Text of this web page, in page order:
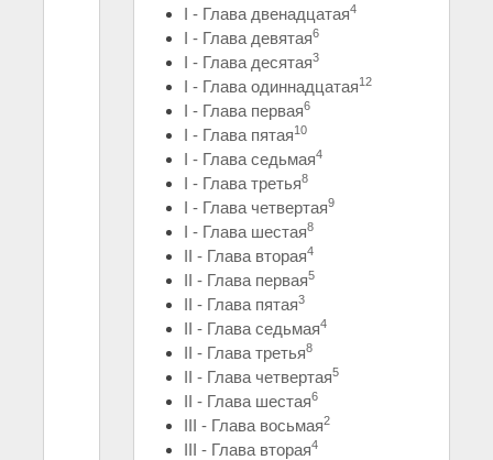
I - Глава двенадцатая4
I - Глава девятая6
I - Глава десятая3
I - Глава одиннадцатая12
I - Глава первая6
I - Глава пятая10
I - Глава седьмая4
I - Глава третья8
I - Глава четвертая9
I - Глава шестая8
II - Глава вторая4
II - Глава первая5
II - Глава пятая3
II - Глава седьмая4
II - Глава третья8
II - Глава четвертая5
II - Глава шестая6
III - Глава восьмая2
III - Глава вторая4